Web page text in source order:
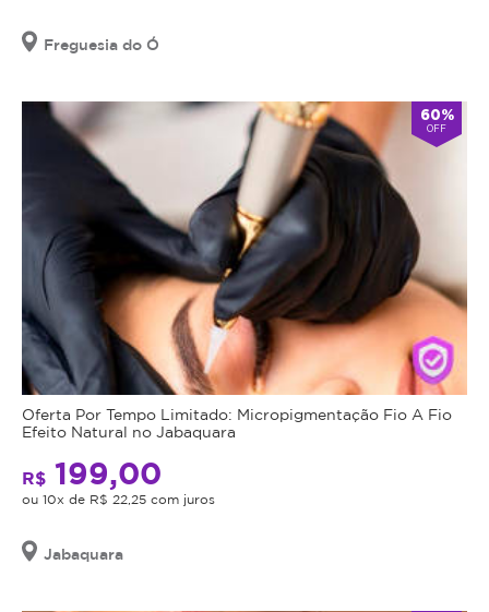
Freguesia do Ó
60%
OFF
Oferta Por Tempo Limitado: Micropigmentação Fio A Fio
Efeito Natural no Jabaquara
R$ 199,00
ou 10x de R$ 22,25 com juros
Jabaquara